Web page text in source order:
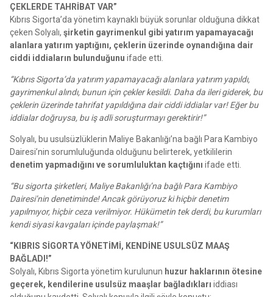
ÇEKLERDE TAHRİBAT VAR”
Kıbrıs Sigorta’da yönetim kaynaklı büyük sorunlar olduğuna dikkat
çeken Solyalı, şirketin gayrimenkul gibi yatırım yapamayacağı
alanlara yatırım yaptığını, çeklerin üzerinde oynandığına dair
ciddi iddiaların bulunduğunu ifade etti.
“Kıbrıs Sigorta’da yatırım yapamayacağı alanlara yatırım yapıldı,
gayrimenkul alındı, bunun için çekler kesildi. Daha da ileri giderek, bu
çeklerin üzerinde tahrifat yapıldığına dair ciddi iddialar var! Eğer bu
iddialar doğruysa, bu iş adli soruşturmayı gerektirir!”
Solyalı, bu usulsüzlüklerin Maliye Bakanlığı’na bağlı Para Kambiyo
Dairesi’nin sorumluluğunda olduğunu belirterek, yetkililerin
denetim yapmadığını ve sorumluluktan kaçtığını ifade etti.
“Bu sigorta şirketleri, Maliye Bakanlığı’na bağlı Para Kambiyo
Dairesi’nin denetiminde! Ancak görüyoruz ki hiçbir denetim
yapılmıyor, hiçbir ceza verilmiyor. Hükümetin tek derdi, bu kurumları
kendi siyasi kavgaları içinde paylaşmak!”
“KIBRIS SİGORTA YÖNETİMİ, KENDİNE USULSÜZ MAAŞ
BAĞLADI!”
Solyalı, Kıbrıs Sigorta yönetim kurulunun huzur haklarının ötesine
geçerek, kendilerine usulsüz maaşlar bağladıkları iddiası